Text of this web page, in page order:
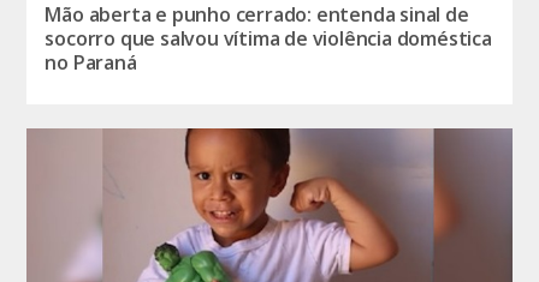
Mão aberta e punho cerrado: entenda sinal de
socorro que salvou vítima de violência doméstica
no Paraná